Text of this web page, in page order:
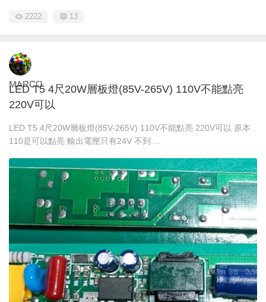
2222 13
MARCO
2025-3-27
LED T5 4尺20W層板燈(85V-265V) 110V不能點亮
220V可以
LED T5 4尺20W層板燈(85V-265V) 110V不能點亮 220V可以 原本
110是可以點亮 輸出電壓只有24V 不到 ...